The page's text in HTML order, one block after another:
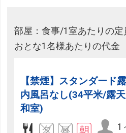
部屋：食事/1室あたりの定
おとな1名様あたりの代金
【禁煙】スタンダード
内風呂なし(34平米/露
和室)
1